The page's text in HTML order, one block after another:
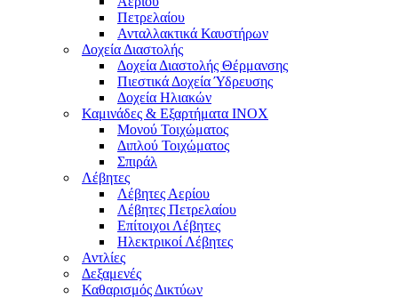
Πετρελαίου
Ανταλλακτικά Καυστήρων
Δοχεία Διαστολής
Δοχεία Διαστολής Θέρμανσης
Πιεστικά Δοχεία Ύδρευσης
Δοχεία Ηλιακών
Καμινάδες & Εξαρτήματα ΙΝΟΧ
Μονού Τοιχώματος
Διπλού Τοιχώματος
Σπιράλ
Λέβητες
Λέβητες Αερίου
Λέβητες Πετρελαίου
Επίτοιχοι Λέβητες
Ηλεκτρικοί Λέβητες
Αντλίες
Δεξαμενές
Καθαρισμός Δικτύων